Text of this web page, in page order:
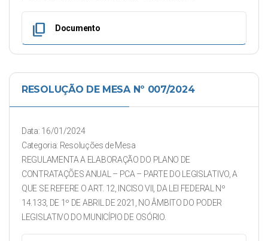
content_copy Documento
RESOLUÇÃO DE MESA Nº 007/2024
Data: 16/01/2024
Categoria: Resoluções de Mesa
REGULAMENTA A ELABORAÇÃO DO PLANO DE
CONTRATAÇÕES ANUAL – PCA – PARTE DO LEGISLATIVO, A
QUE SE REFERE O ART. 12, INCISO VII, DA LEI FEDERAL Nº
14.133, DE 1º DE ABRIL DE 2021, NO ÂMBITO DO PODER
LEGISLATIVO DO MUNICÍPIO DE OSÓRIO.